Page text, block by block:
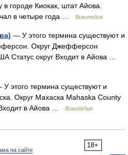
городе Киокак, штат Айова.
в четыре года …
Википедия
— У этого термина существуют и
Округ Джефферсон
Статус округ Входит в Айова …
этого термина существуют и
Округ Махаска Mahaska County
в Айова …
Википедия
18+
на сайте